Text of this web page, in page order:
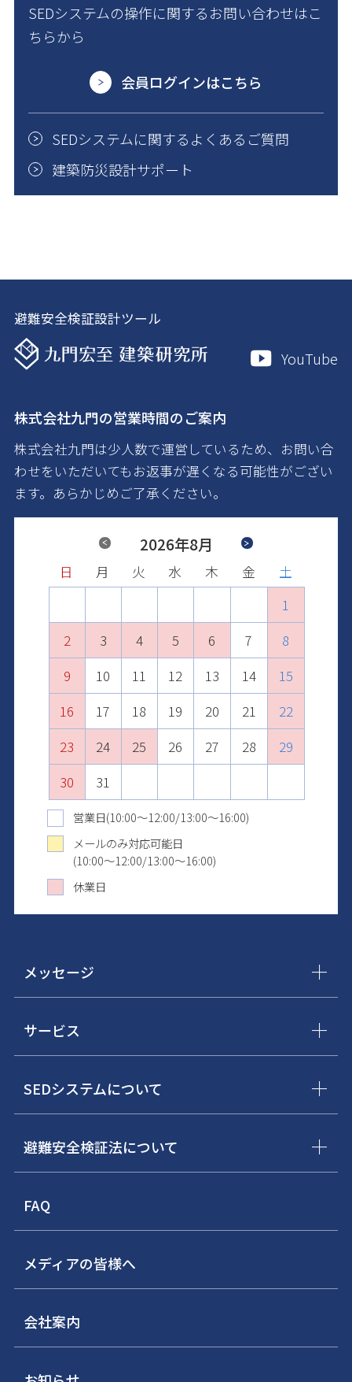
SEDシステムの操作に関するお問い合わせはこ
ちらから
会員ログインはこちら
SEDシステムに関するよくあるご質問
建築防災設計サポート
避難安全検証設計ツール
YouTube
株式会社九門の営業時間のご案内
株式会社九門は少人数で運営しているため、お問い合
わせをいただいてもお返事が遅くなる可能性がござい
ます。あらかじめご了承ください。
2026年8月
日 月 火 水 木 金
土
1
2
3 4 5 6 7
8
9
10 11 12 13 14
15
16
17 18 19 20 21
22
23
24 25 26 27 28
29
30
31
日 月 火 水 木 金
土
5
6
7 8 9 10 11
12
13
14 15 16 17 18
19
20
21 22 23 24 25
26
27
28 29 30
日 月 火 水 木 金
土
3
4
5 6 7 8 9
10
11
12 13 14 15 16
17
18
19 20 21 22 23
24
25
26 27 28 29 30 31
日 月 火 水 木 金
土
7
8
9 10 11 12 13
14
15
16 17 18 19 20
21
22
23 24 25 26 27
28
29
30
日 月 火 水 木 金
土
5
6
7 8 9 10 11
12
13
14 15 16 17 18
19
20
21 22 23 24 25
26
27
28 29 30 31
日 月 火 水 木 金
土
2
3
4 5 6 7 8
9
10
11 12 13 14 15
16
17
18 19 20 21 22
23
24
25 26 27 28 29
30
31
営業日(10:00～12:00/13:00～16:00)
メールのみ対応可能日
(10:00～12:00/13:00～16:00)
休業日
メッセージ
サービス
SEDシステムについて
避難安全検証法について
FAQ
メディアの皆様へ
会社案内